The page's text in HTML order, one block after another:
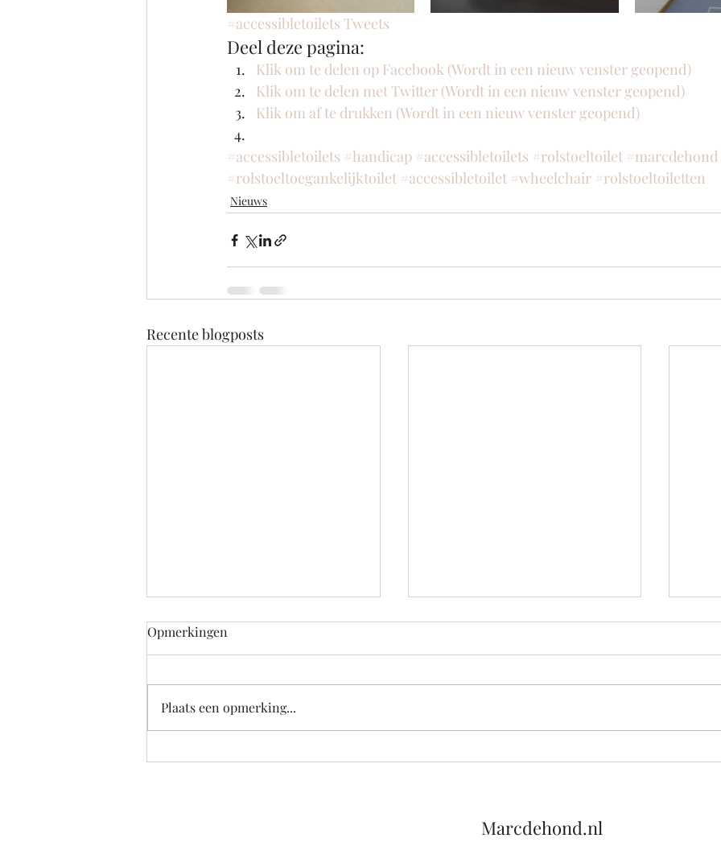
#accessibletoilets Tweets
Deel deze pagina:
Klik om te delen op Facebook (Wordt in een nieuw venster geopend)
Klik om te delen met Twitter (Wordt in een nieuw venster geopend)
Klik om af te drukken (Wordt in een nieuw venster geopend)
#accessibletoilets #handicap #accessibletoilets #rolstoeltoilet #marcdehond
#rolstoeltoegankelijktoilet #accessibletoilet #wheelchair #rolstoeltoiletten
Nieuws
Recente blogposts
De overheid zou nu alvast
Je doet er pas toe als je een
Opmerkingen
Plaats een opmerking...
Marcdehond.nl